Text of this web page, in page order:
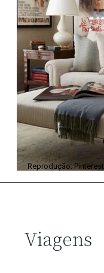
Reprodução: Pinterest
Viagens